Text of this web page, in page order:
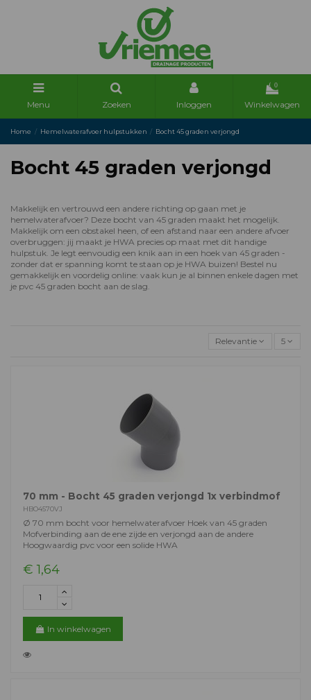
Menu Zoeken Inloggen
0
Winkelwagen
Home Hemelwaterafvoer hulpstukken Bocht 45 graden verjongd
Bocht 45 graden verjongd
Makkelijk en vertrouwd een andere richting op gaan met je
hemelwaterafvoer? Deze bocht van 45 graden maakt het mogelijk.
Makkelijk om een obstakel heen, of een afstand naar een andere afvoer
overbruggen: jij maakt je HWA precies op maat met dit handige
hulpstuk. Je legt eenvoudig een knik aan in een hoek van 45 graden -
zonder dat er spanning komt te staan op je HWA buizen! Bestel nu
gemakkelijk en voordelig online: vaak kun je al binnen enkele dagen met
je pvc 45 graden bocht aan de slag.
Relevantie 5
70 mm - Bocht 45 graden verjongd 1x verbindmof
HBO4570VJ
Ø 70 mm bocht voor hemelwaterafvoer Hoek van 45 graden
Mofverbinding aan de ene zijde en verjongd aan de andere
Hoogwaardig pvc voor een solide HWA
€ 1,64
In winkelwagen